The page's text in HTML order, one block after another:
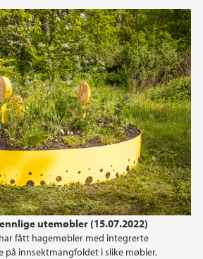
utemøbler (15.07.2022)
fått hagemøbler med integrerte
på innsektmangfoldet i slike møbler.